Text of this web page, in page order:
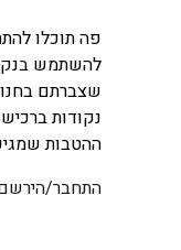
פה תוכלו
להשתמש
שצברתם
נקודות
ההטבות
התחבר/